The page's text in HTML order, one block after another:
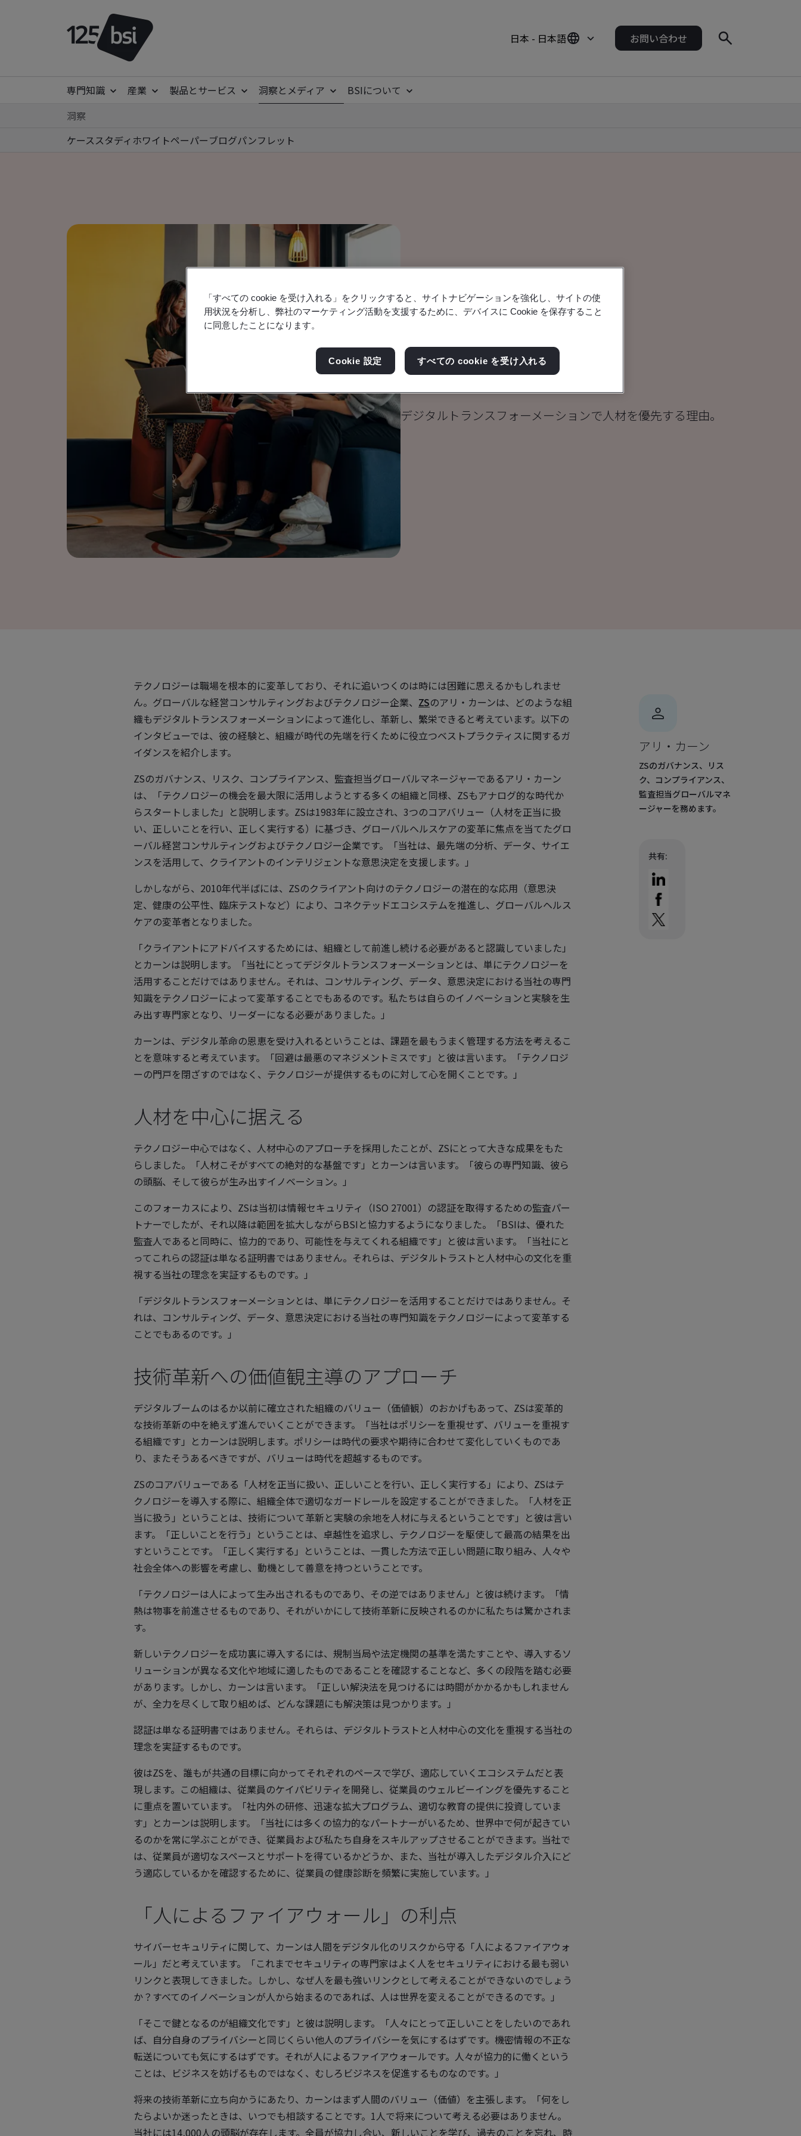
日本 - 日本語 お問い合わせ
専門知識 産業 製品とサービス 洞察とメディア
BSIについて
洞察
ケーススタディ ホワイトペーパーブログパンフレット
健康と安全
課題を克服する
デジタルトランスフォーメーションで人材を優先する理由。
テクノロジーは職場を根本的に変革しており、それに追いつくのは時には困難に思えるかもしれませ
ん。グローバルな経営コンサルティングおよびテクノロジー企業、 ZSのアリ・カーンは、どのような組
織もデジタルトランスフォーメーションによって進化し、革新し、繁栄できると考えています。以下の
インタビューでは、彼の経験と、組織が時代の先端を行くために役立つベストプラクティスに関するガ
イダンスを紹介します。
ZSのガバナンス、リスク、コンプライアンス、監査担当グローバルマネージャーであるアリ・カーン
は、「テクノロジーの機会を最大限に活用しようとする多くの組織と同様、ZSもアナログ的な時代か
らスタートしました」と説明します。ZSは1983年に設立され、3つのコアバリュー（人材を正当に扱
い、正しいことを行い、正しく実行する）に基づき、グローバルヘルスケアの変革に焦点を当てたグロ
ーバル経営コンサルティングおよびテクノロジー企業です。「当社は、最先端の分析、データ、サイエ
ンスを活用して、クライアントのインテリジェントな意思決定を支援します。」
しかしながら、2010年代半ばには、ZSのクライアント向けのテクノロジーの潜在的な応用（意思決
定、健康の公平性、臨床テストなど）により、コネクテッドエコシステムを推進し、グローバルヘルス
ケアの変革者となりました。
「クライアントにアドバイスするためには、組織として前進し続ける必要があると認識していました」
とカーンは説明します。「当社にとってデジタルトランスフォーメーションとは、単にテクノロジーを
活用することだけではありません。それは、コンサルティング、データ、意思決定における当社の専門
知識をテクノロジーによって変革することでもあるのです。私たちは自らのイノベーションと実験を生
み出す専門家となり、リーダーになる必要がありました。」
カーンは、デジタル革命の恩恵を受け入れるということは、課題を最もうまく管理する方法を考えるこ
とを意味すると考えています。「回避は最悪のマネジメントミスです」と彼は言います。「テクノロジ
ーの門戸を閉ざすのではなく、テクノロジーが提供するものに対して心を開くことです。」
人材を中心に据える
テクノロジー中心ではなく、人材中心のアプローチを採用したことが、ZSにとって大きな成果をもた
らしました。「人材こそがすべての絶対的な基盤です」とカーンは言います。「彼らの専門知識、彼ら
の頭脳、そして彼らが生み出すイノベーション。」
このフォーカスにより、ZSは当初は情報セキュリティ（ISO 27001）の認証を取得するための監査パー
トナーでしたが、それ以降は範囲を拡大しながらBSIと協力するようになりました。「BSIは、優れた
監査人であると同時に、協力的であり、可能性を与えてくれる組織です」と彼は言います。「当社にと
ってこれらの認証は単なる証明書ではありません。それらは、デジタルトラストと人材中心の文化を重
視する当社の理念を実証するものです。」
「デジタルトランスフォーメーションとは、単にテクノロジーを活用することだけではありません。そ
れは、コンサルティング、データ、意思決定における当社の専門知識をテクノロジーによって変革する
ことでもあるのです。」
技術革新への価値観主導のアプローチ
デジタルブームのはるか以前に確立された組織のバリュー（価値観）のおかげもあって、ZSは変革的
な技術革新の中を絶えず進んでいくことができます。「当社はポリシーを重視せず、バリューを重視す
る組織です」とカーンは説明します。ポリシーは時代の要求や期待に合わせて変化していくものであ
り、またそうあるべきですが、バリューは時代を超越するものです。
ZSのコアバリューである「人材を正当に扱い、正しいことを行い、正しく実行する」により、ZSはテ
クノロジーを導入する際に、組織全体で適切なガードレールを設定することができました。「人材を正
当に扱う」ということは、技術について革新と実験の余地を人材に与えるということです」と彼は言い
ます。「正しいことを行う」ということは、卓越性を追求し、テクノロジーを駆使して最高の結果を出
すということです。「正しく実行する」ということは、一貫した方法で正しい問題に取り組み、人々や
社会全体への影響を考慮し、動機として善意を持つということです。
「テクノロジーは人によって生み出されるものであり、その逆ではありません」と彼は続けます。「情
熱は物事を前進させるものであり、それがいかにして技術革新に反映されるのかに私たちは驚かされま
す。
新しいテクノロジーを成功裏に導入するには、規制当局や法定機関の基準を満たすことや、導入するソ
リューションが異なる文化や地域に適したものであることを確認することなど、多くの段階を踏む必要
があります。しかし、カーンは言います。「正しい解決法を見つけるには時間がかかるかもしれません
が、全力を尽くして取り組めば、どんな課題にも解決策は見つかります。」
認証は単なる証明書ではありません。それらは、デジタルトラストと人材中心の文化を重視する当社の
理念を実証するものです。
彼はZSを、誰もが共通の目標に向かってそれぞれのペースで学び、適応していくエコシステムだと表
現します。この組織は、従業員のケイパビリティを開発し、従業員のウェルビーイングを優先すること
に重点を置いています。「社内外の研修、迅速な拡大プログラム、適切な教育の提供に投資していま
す」とカーンは説明します。「当社には多くの協力的なパートナーがいるため、世界中で何が起きてい
るのかを常に学ぶことができ、従業員および私たち自身をスキルアップさせることができます。当社で
は、従業員が適切なスペースとサポートを得ているかどうか、また、当社が導入したデジタル介入にど
う適応しているかを確認するために、従業員の健康診断を頻繁に実施しています。」
「人によるファイアウォール」の利点
サイバーセキュリティに関して、カーンは人間をデジタル化のリスクから守る「人によるファイアウォ
ール」だと考えています。「これまでセキュリティの専門家はよく人をセキュリティにおける最も弱い
リンクと表現してきました。しかし、なぜ人を最も強いリンクとして考えることができないのでしょう
か？すべてのイノベーションが人から始まるのであれば、人は世界を変えることができるのです。」
「そこで鍵となるのが組織文化です」と彼は説明します。「人々にとって正しいことをしたいのであれ
ば、自分自身のプライバシーと同じくらい他人のプライバシーを気にするはずです。機密情報の不正な
転送についても気にするはずです。それが人によるファイアウォールです。人々が協力的に働くという
ことは、ビジネスを妨げるものではなく、むしろビジネスを促進するものなのです。」
将来の技術革新に立ち向かうにあたり、カーンはまず人間のバリュー（価値）を主張します。「何をし
たらよいか迷ったときは、いつでも相談することです。1人で将来について考える必要はありません。
当社には14,000人の頭脳が存在します。全員が協力し合い、新しいことを学び、過去のことを忘れ、時
アリ・カーン
ZSのガバナンス、リス
ク、コンプライアンス、
監査担当グローバルマネ
ージャーを務めます。
共有:
「すべての cookie を受け入れる」をクリックすると、サイトナビゲーションを強化し、サイトの使
用状況を分析し、弊社のマーケティング活動を支援するために、デバイスに Cookie を保存すること
に同意したことになります。
Cookie 設定 すべての cookie を受け入れる